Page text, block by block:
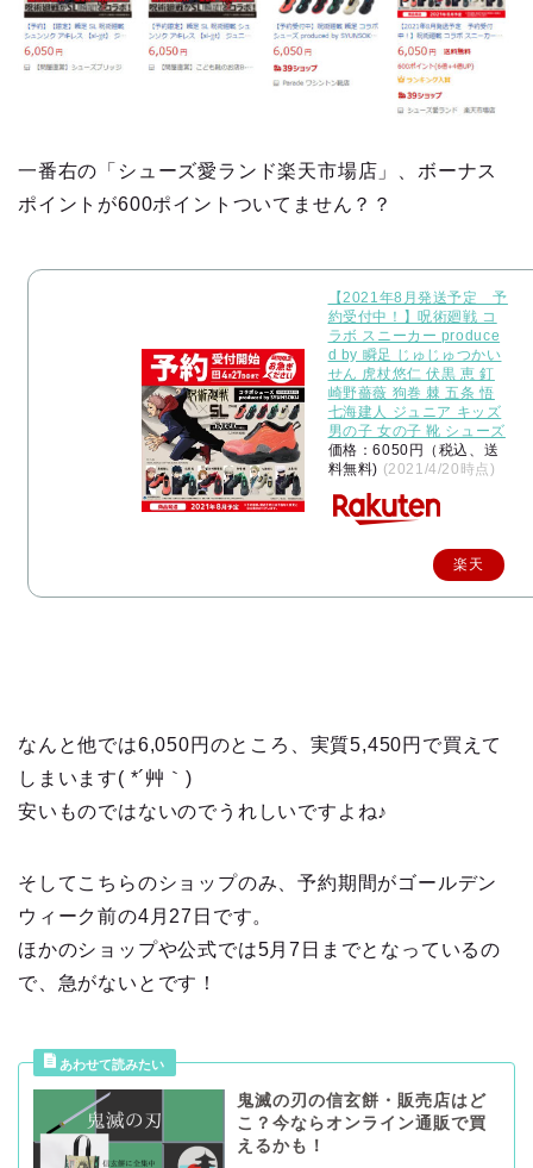
一番右の「シューズ愛ランド楽天市場店」、ボーナス
ポイントが600ポイントついてません？？
【2021年8月発送予定 予
約受付中！】呪術廻戦 コ
ラボ スニーカー produce
d by 瞬足 じゅじゅつかい
せん 虎杖悠仁 伏黒 恵 釘
崎野薔薇 狗巻 棘 五条 悟
七海建人 ジュニア キッズ
男の子 女の子 靴 シューズ
価格：6050円（税込、送
料無料) (2021/4/20時点)
楽天
で購
なんと他では6,050円のところ、実質5,450円で買えて
しまいます( *´艸｀)
安いものではないのでうれしいですよね♪
そしてこちらのショップのみ、予約期間がゴールデン
ウィーク前の4月27日です。
ほかのショップや公式では5月7日までとなっているの
で、急がないとです！
鬼滅の刃の信玄餅・販売店はど
こ？今ならオンライン通販で買
えるかも！